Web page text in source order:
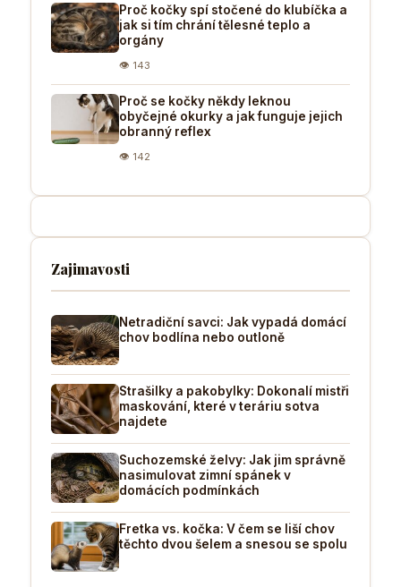
Proč kočky spí stočené do klubíčka a
jak si tím chrání tělesné teplo a
orgány
👁 143
Proč se kočky někdy leknou
obyčejné okurky a jak funguje jejich
obranný reflex
👁 142
Zajimavosti
Netradiční savci: Jak vypadá domácí
chov bodlína nebo outloně
Strašilky a pakobylky: Dokonalí mistři
maskování, které v teráriu sotva
najdete
Suchozemské želvy: Jak jim správně
nasimulovat zimní spánek v
domácích podmínkách
Fretka vs. kočka: V čem se liší chov
těchto dvou šelem a snesou se spolu